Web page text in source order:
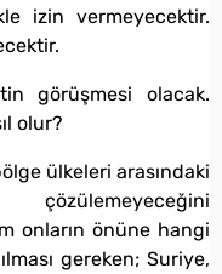
izin vermeyecektir.
görüşmesi olacak.
olur?
ülkeleri arasındaki
onların önüne hangi
gereken; Suriye,